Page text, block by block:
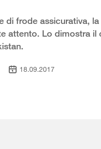
di frode assicurativa,
attento. Lo dimostra
18.09.2017